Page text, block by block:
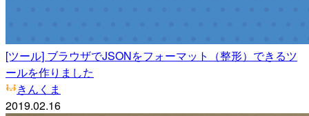
[ツール] ブラウザでJSONをフォーマット（整形）できるツ
ールを作りました
きんくま
2019.02.16